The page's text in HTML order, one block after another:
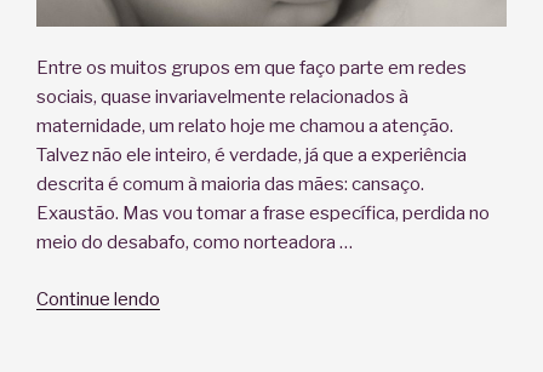
Entre os muitos grupos em que faço parte em redes
sociais, quase invariavelmente relacionados à
maternidade, um relato hoje me chamou a atenção.
Talvez não ele inteiro, é verdade, já que a experiência
descrita é comum à maioria das mães: cansaço.
Exaustão. Mas vou tomar a frase específica, perdida no
meio do desabafo, como norteadora …
Continue lendo